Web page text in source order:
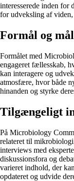
interesserede inden for
for udveksling af viden,
Formål og mål
Formålet med
engageret fællesskab,
kan interagere og
atmosfære, hvor både
hinanden og styrke
Tilgængeligt
På Microbiology
relateret til
interviews med
diskussionsfora og
varieret indhold, der
opdateret og udvide